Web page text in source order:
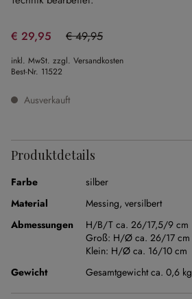
€ 29,95 € 49,95
(40.04% gespart)
inkl. MwSt. zzgl. Versandkosten
Best-Nr. 11522
Ausverkauft
Produktdetails
Farbe
silber
Material
Messing, versilbert
Abmessungen
H/B/T ca. 26/17,5/9 cm
Groß: H/Ø ca. 26/17 cm
Klein: H/Ø ca. 16/10 cm
Gewicht
Gesamtgewicht ca. 0,6 kg